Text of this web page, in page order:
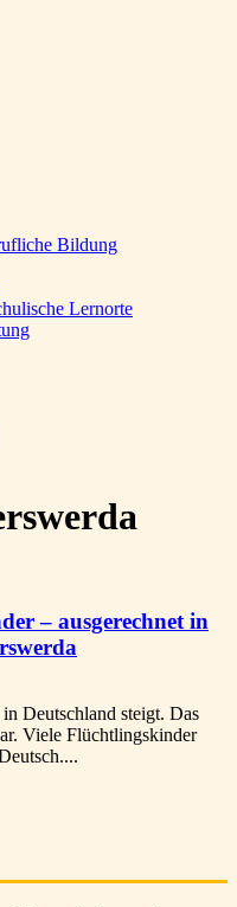
Bildung
Lernorte
– ausgerechnet in
Deutschland steigt. Das
Viele Flüchtlingskinder